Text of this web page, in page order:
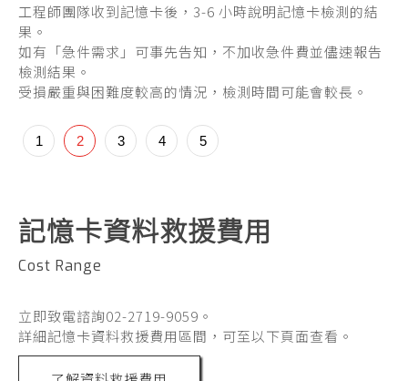
工程師團隊收到記憶卡後，3-6 小時說明記憶卡檢測的結
果。
如有「急件需求」可事先告知，不加收急件費並儘速報告
檢測結果。
受損嚴重與困難度較高的情況，檢測時間可能會較長。
1 2 3 4 5
記憶卡資料救援費用
Cost Range
立即致電諮詢02-2719-9059。
詳細記憶卡資料救援費用區間，可至以下頁面查看。